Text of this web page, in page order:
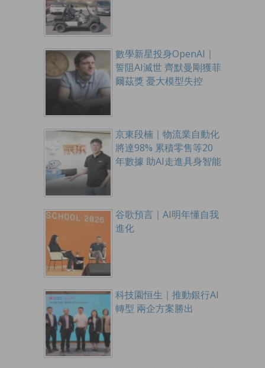
數學新星投身OpenAI｜
誓阻AI滅世 齊默曼剛獲菲
爾茲獎 憂大模型失控
京東段楠｜物流業自動化
將達98% 累積零售等20
年數據 助AI走進具身智能
谷歌預言｜AI明年懂自我
進化
科技園恒生｜推動銀行AI
轉型 兩企方案勝出